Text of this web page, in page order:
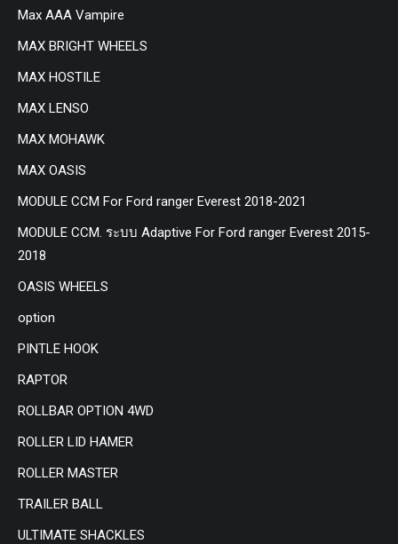
Max AAA Vampire
MAX BRIGHT WHEELS
MAX HOSTILE
MAX LENSO
MAX MOHAWK
MAX OASIS
MODULE CCM For Ford ranger Everest 2018-2021
MODULE CCM. ระบบ Adaptive For Ford ranger Everest 2015-
2018
OASIS WHEELS
option
PINTLE HOOK
RAPTOR
ROLLBAR OPTION 4WD
ROLLER LID HAMER
ROLLER MASTER
TRAILER BALL
ULTIMATE SHACKLES